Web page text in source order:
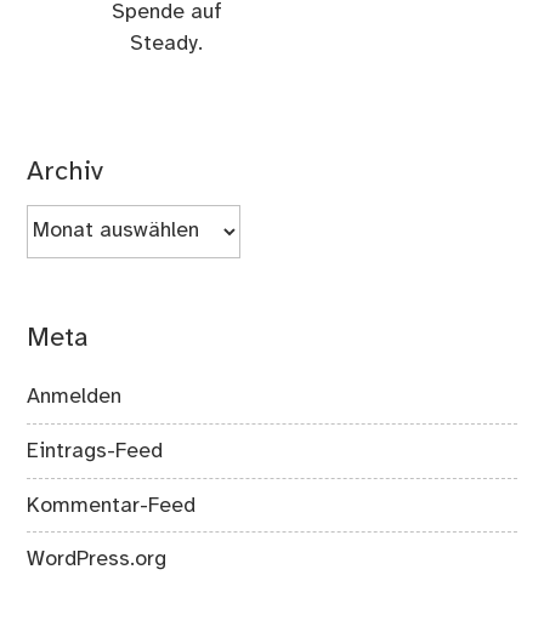
Spende auf
Steady.
Archiv
Archiv
Meta
Anmelden
Eintrags-Feed
Kommentar-Feed
WordPress.org